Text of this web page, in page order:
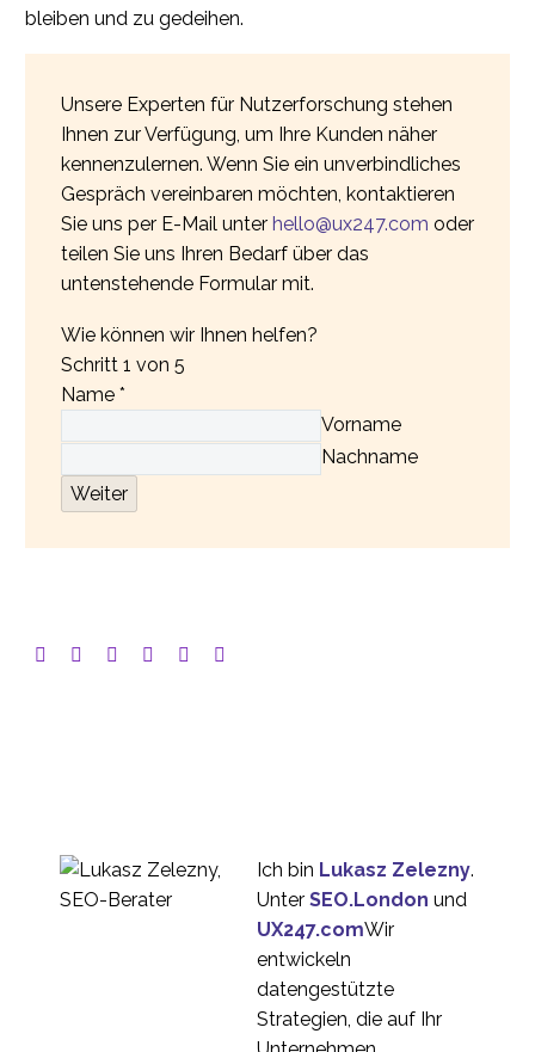
bleiben und zu gedeihen.
Unsere Experten für Nutzerforschung stehen
Ihnen zur Verfügung, um Ihre Kunden näher
kennenzulernen. Wenn Sie ein unverbindliches
Gespräch vereinbaren möchten, kontaktieren
Sie uns per E-Mail unter hello@ux247.com oder
teilen Sie uns Ihren Bedarf über das
untenstehende Formular mit.
Wie können wir Ihnen helfen?
Schritt 1 von 5
Name *
Vorname
Nachname
Weiter
Ich bin Lukasz Zelezny.
Unter SEO.London und
UX247.comWir
entwickeln
datengestützte
Strategien, die auf Ihr